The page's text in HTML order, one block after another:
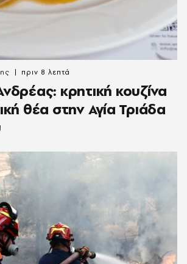
κρητική κουζίνα
θέα στην Αγία Τριάδα
πριν 8 λεπτά